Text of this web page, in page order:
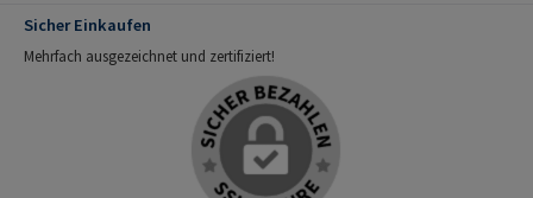
Sicher Einkaufen
Mehrfach ausgezeichnet und zertifiziert!